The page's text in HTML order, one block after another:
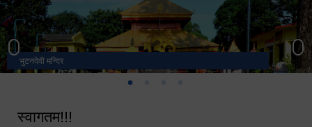
भुटनदेवी मन्दिर
स्मारक
हेटौंडा उपमहानगरपालिका नगर कार्यपालिकाको कार्यालय
मनकामना डाँडाबाट देखिएको दृश्य
स्वागतम!!!